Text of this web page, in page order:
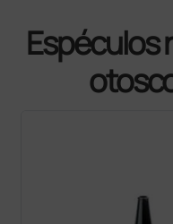
Espéculos